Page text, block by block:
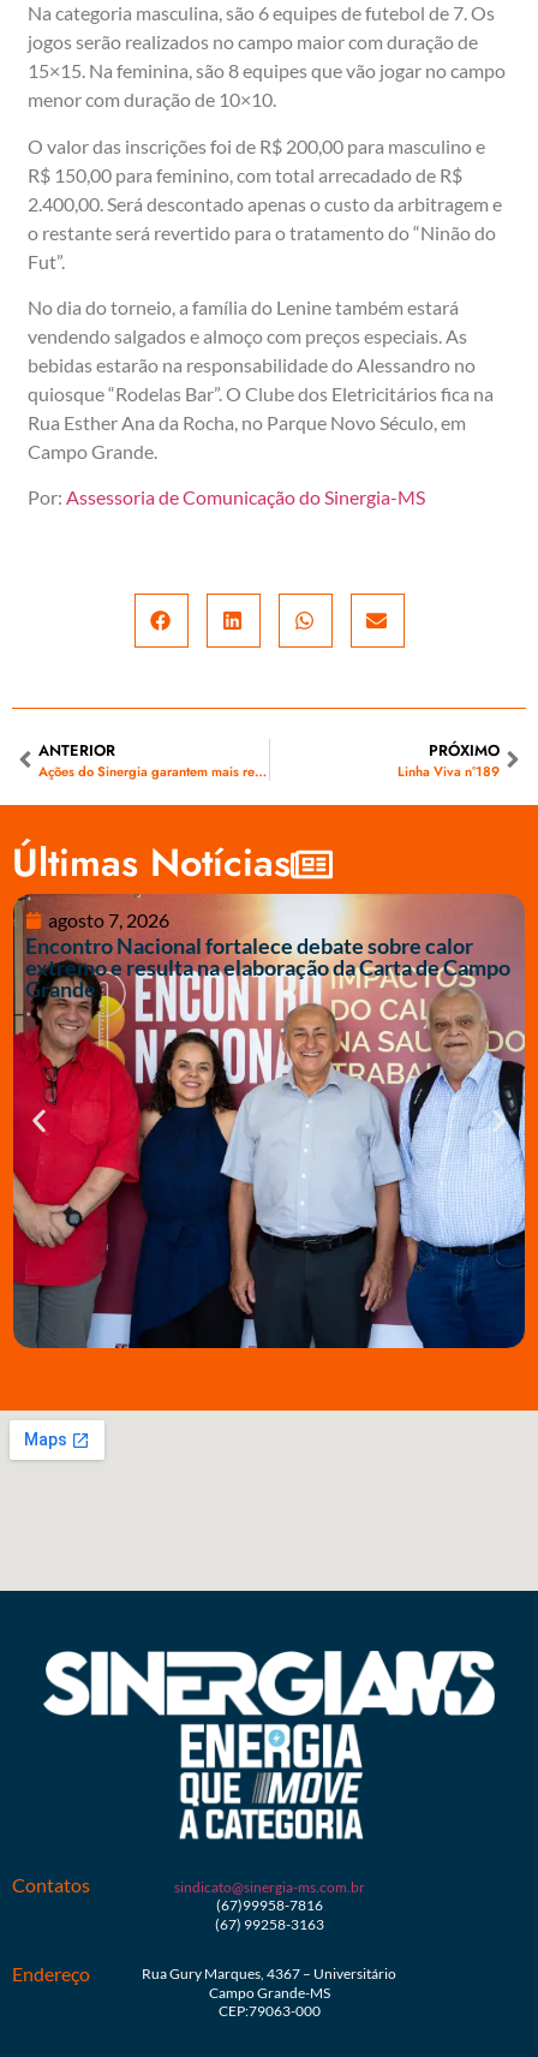
Na categoria masculina, são 6 equipes de futebol de 7. Os
jogos serão realizados no campo maior com duração de
15×15. Na feminina, são 8 equipes que vão jogar no campo
menor com duração de 10×10.
O valor das inscrições foi de R$ 200,00 para masculino e
R$ 150,00 para feminino, com total arrecadado de R$
2.400,00. Será descontado apenas o custo da arbitragem e
o restante será revertido para o tratamento do “Ninão do
Fut”.
No dia do torneio, a família do Lenine também estará
vendendo salgados e almoço com preços especiais. As
bebidas estarão na responsabilidade do Alessandro no
quiosque “Rodelas Bar”. O Clube dos Eletricitários fica na
Rua Esther Ana da Rocha, no Parque Novo Século, em
Campo Grande.
Por: Assessoria de Comunicação do Sinergia-MS
ANTERIOR
Ações do Sinergia garantem mais reintegrações de funcionários da Energisa
PRÓXIMO
Linha Viva n°189
Últimas Notícias
agosto 7, 2026
Encontro Nacional fortalece debate sobre calor
extremo e resulta na elaboração da Carta de Campo
Grande
Contatos
sindicato@sinergia-ms.com.br
(67)99958-7816
(67) 99258-3163
Endereço
Rua Gury Marques, 4367 – Universitário
Campo Grande-MS
CEP:79063-000